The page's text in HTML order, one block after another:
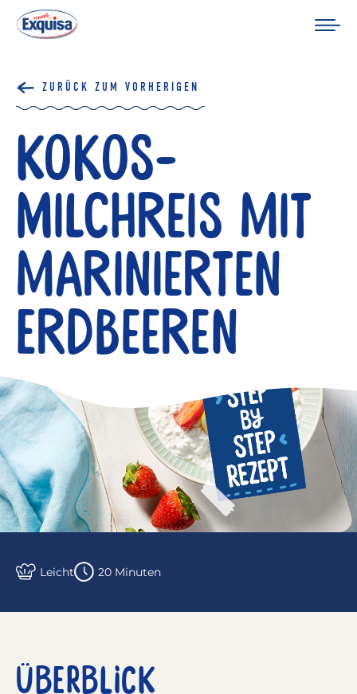
ZURÜCK ZUM VORHERIGEN
Kokos-
Milchreis mit
marinierten
Erdbeeren
Leicht 20 Minuten
ÜBERBLICK